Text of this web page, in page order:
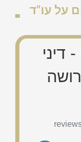
על עו"ד
דיני